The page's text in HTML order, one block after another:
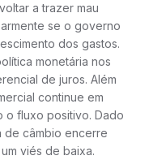
a trazer mau
se o governo
dos gastos.
monetária nos
de juros. Além
continue em
o fluxo positivo. Dado
de câmbio encerre
viés de baixa.